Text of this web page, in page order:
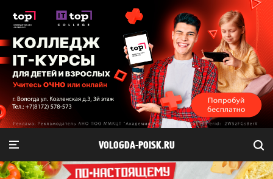
VOLOGDA-POISK.RU